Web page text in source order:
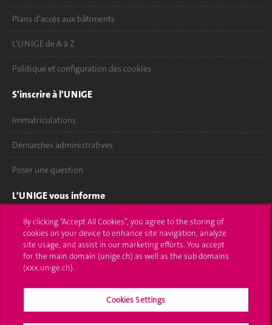
Plans d'accès aux bâtiments
L'UNIGE de A à Z
Politique et configuration des cookies
S'inscrire à l'UNIGE
Immatriculations
Démarches administratives
Poser une question
L'UNIGE vous informe
UNIGE Mobile
Médias
Offres d'emploi
Calendrier académique
By clicking “Accept All Cookies”, you agree to the storing of
cookies on your device to enhance site navigation, analyze
site usage, and assist in our marketing efforts. You accept
for the main domain (unige.ch) as well as the sub domains
(xxx.unige.ch).
Cookies Settings